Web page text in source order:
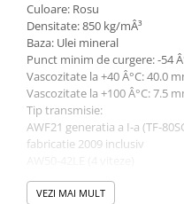
Senzori uzura placute
Tamburi frana
Cablu frana de mana
Suport etrier
Electrice
Bujii incandescente
Kit distributie
Culoare: Rosu
Densitate: 850 kg/mÂ³
Baza: Ulei mineral
Punct minim de curgere: -54
Vascozitate la +40 Â°C: 40.0
Vascozitate la +100 Â°C: 7.5
Tip transmisie:
AWF21 generatia a I-a (TF-
fabricatie 2009 inclusiv
AW55-50/51SN (5 viteze)
VEZI MAI MULT